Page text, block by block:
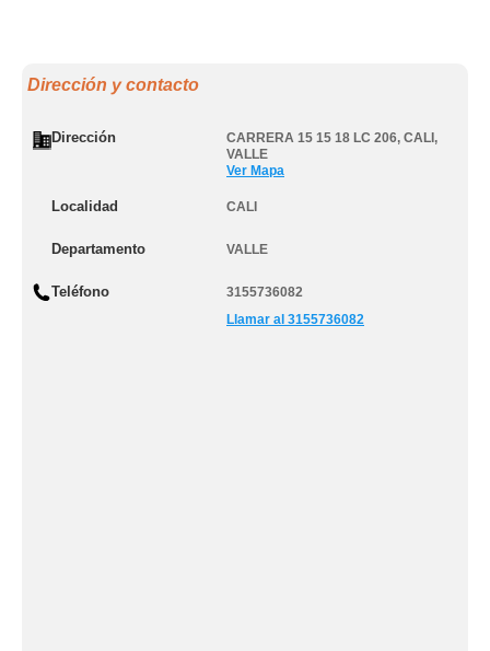
Dirección y contacto
Dirección CARRERA 15 15 18 LC 206, CALI ,
VALLE
Ver Mapa
Localidad CALI
Departamento VALLE
Teléfono
3155736082
Llamar al 3155736082